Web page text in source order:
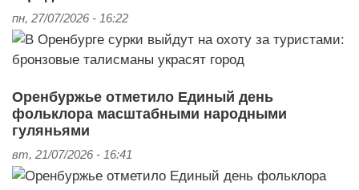
пн, 27/07/2026 - 16:22
Оренбуржье отметило Единый день
фольклора масштабными народными
гуляньями
вт, 21/07/2026 - 16:41